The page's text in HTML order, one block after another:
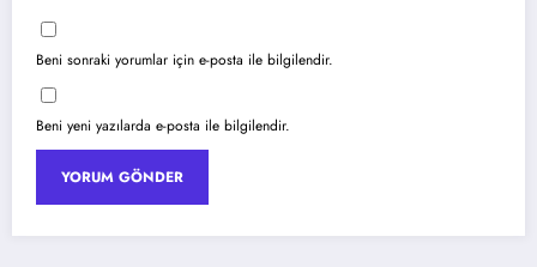
Beni sonraki yorumlar için e-posta ile bilgilendir.
Beni yeni yazılarda e-posta ile bilgilendir.